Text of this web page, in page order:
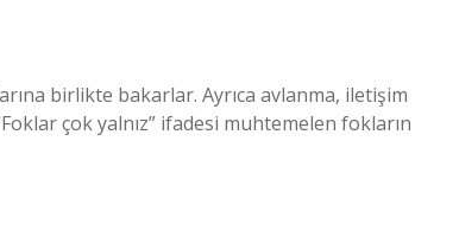
birlikte bakarlar. Ayrıca avlanma, iletişim
çok yalnız” ifadesi muhtemelen fokların